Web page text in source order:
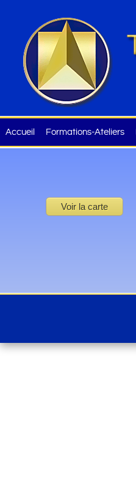
Accueil Formations-Ateliers
Voir la carte